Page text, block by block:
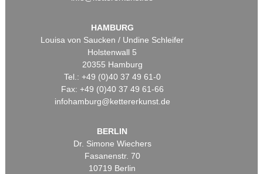
HAMBURG
Louisa von Saucken / Undine Schleifer
Holstenwall 5
20355 Hamburg
Tel.: +49 (0)40 37 49 61-0
Fax: +49 (0)40 37 49 61-66
infohamburg@kettererkunst.de
BERLIN
Dr. Simone Wiechers
Fasanenstr. 70
10719 Berlin